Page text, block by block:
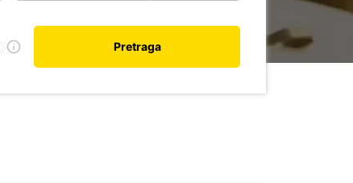
Pretraga